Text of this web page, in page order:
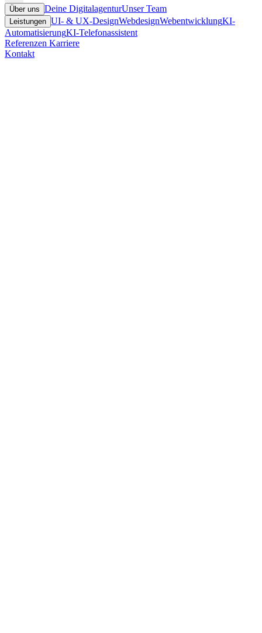
Über uns Deine DigitalagenturUnser Team
Leistungen UI- & UX-DesignWebdesignWebentwicklungKI-
AutomatisierungKI-Telefonassistent
Referenzen Karriere
Kontakt